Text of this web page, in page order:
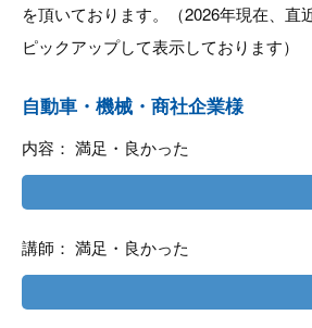
を頂いております。（2026年現在、直
ピックアップして表示しております）
自動車・機械・商社企業様
内容： 満足・良かった
講師： 満足・良かった